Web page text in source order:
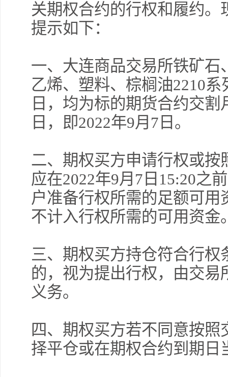
关期权合约的行权和履约
提示如下：
一、大连商品交易所铁矿
乙烯、塑料、棕榈油2210
日，均为标的期货合约交
日，即2022年9月7日。
二、期权买方申请行权或
应在2022年9月7日15:20之
户准备行权所需的足额可用
不计入行权所需的可用资金
三、期权买方持仓符合行
的，视为提出行权，由交
义务。
四、期权买方若不同意按
择平仓或在期权合约到期日
交易